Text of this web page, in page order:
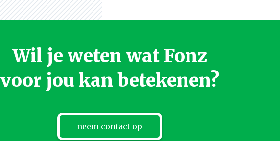
Wil je weten wat Fonz
voor jou kan betekenen?
neem contact op